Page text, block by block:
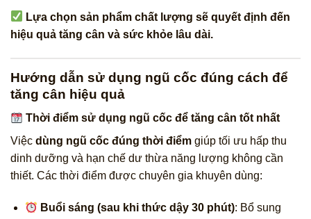
Lựa chọn sản phẩm chất lượng sẽ quyết định đến
hiệu quả tăng cân và sức khỏe lâu dài.
Hướng dẫn sử dụng ngũ cốc đúng cách để
tăng cân hiệu quả
Thời điểm sử dụng ngũ cốc để tăng cân tốt nhất
Việc dùng ngũ cốc đúng thời điểm giúp tối ưu hấp thu
dinh dưỡng và hạn chế dư thừa năng lượng không cần
thiết. Các thời điểm được chuyên gia khuyên dùng:
Buổi sáng (sau khi thức dậy 30 phút): Bổ sung